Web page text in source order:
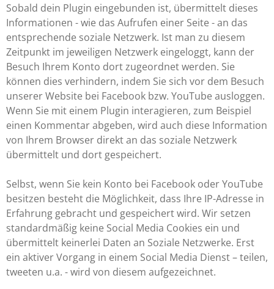
Sobald dein Plugin eingebunden ist, übermittelt dieses
Informationen - wie das Aufrufen einer Seite - an das
entsprechende soziale Netzwerk. Ist man zu diesem
Zeitpunkt im jeweiligen Netzwerk eingeloggt, kann der
Besuch Ihrem Konto dort zugeordnet werden. Sie
können dies verhindern, indem Sie sich vor dem Besuch
unserer Website bei Facebook bzw. YouTube ausloggen.
Wenn Sie mit einem Plugin interagieren, zum Beispiel
einen Kommentar abgeben, wird auch diese Information
von Ihrem Browser direkt an das soziale Netzwerk
übermittelt und dort gespeichert.
Selbst, wenn Sie kein Konto bei Facebook oder YouTube
besitzen besteht die Möglichkeit, dass Ihre IP-Adresse in
Erfahrung gebracht und gespeichert wird. Wir setzen
standardmäßig keine Social Media Cookies ein und
übermittelt keinerlei Daten an Soziale Netzwerke. Erst
ein aktiver Vorgang in einem Social Media Dienst – teilen,
tweeten u.a. - wird von diesem aufgezeichnet.